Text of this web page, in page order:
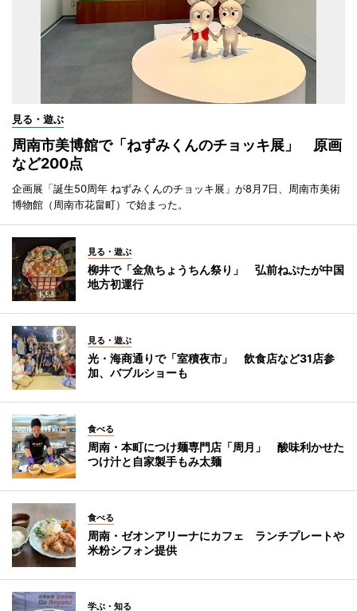
見る・遊ぶ
周南市美博館で「ねずみくんのチョッキ展」 原画
など200点
企画展「誕生50周年 ねずみくんのチョッキ展」が8月7日、周南市美術
博物館（周南市花畠町）で始まった。
見る・遊ぶ
柳井で「金魚ちょうちん祭り」 弘前ねぷたが中国
地方初運行
見る・遊ぶ
光・海商通りで「室積夜市」 飲食店など31店参
加、バブルショーも
食べる
周南・本町につけ麺専門店「周月」 酸味利かせた
つけ汁と自家製手もみ太麺
食べる
周南・ゼオンアリーナにカフェ ランチプレートや
米粉シフォン提供
学ぶ・知る